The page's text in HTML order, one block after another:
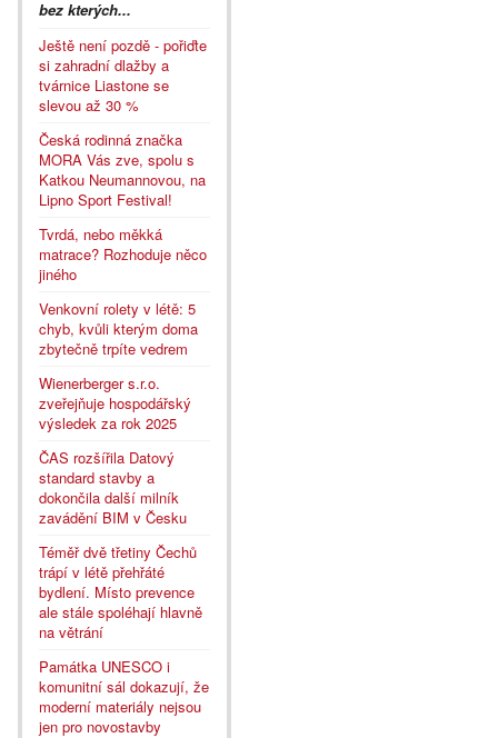
bez kterých...
Ještě není pozdě - pořiďte
si zahradní dlažby a
tvárnice Liastone se
slevou až 30 %
Česká rodinná značka
MORA Vás zve, spolu s
Katkou Neumannovou, na
Lipno Sport Festival!
Tvrdá, nebo měkká
matrace? Rozhoduje něco
jiného
Venkovní rolety v létě: 5
chyb, kvůli kterým doma
zbytečně trpíte vedrem
Wienerberger s.r.o.
zveřejňuje hospodářský
výsledek za rok 2025
ČAS rozšířila Datový
standard stavby a
dokončila další milník
zavádění BIM v Česku
Téměř dvě třetiny Čechů
trápí v létě přehřáté
bydlení. Místo prevence
ale stále spoléhají hlavně
na větrání
Památka UNESCO i
komunitní sál dokazují, že
moderní materiály nejsou
jen pro novostavby